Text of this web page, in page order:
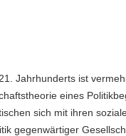
Jahrhunderts ist
eines
sich mit ihren
gegenwärtiger